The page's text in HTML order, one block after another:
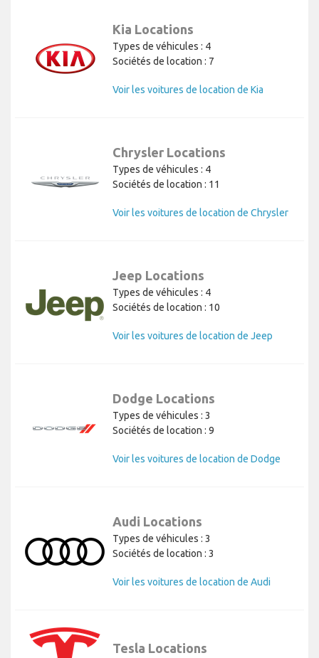
Kia Locations
Types de véhicules : 4
Sociétés de location : 7
Voir les voitures de location de Kia
Chrysler Locations
Types de véhicules : 4
Sociétés de location : 11
Voir les voitures de location de Chrysler
Jeep Locations
Types de véhicules : 4
Sociétés de location : 10
Voir les voitures de location de Jeep
Dodge Locations
Types de véhicules : 3
Sociétés de location : 9
Voir les voitures de location de Dodge
Audi Locations
Types de véhicules : 3
Sociétés de location : 3
Voir les voitures de location de Audi
Tesla Locations